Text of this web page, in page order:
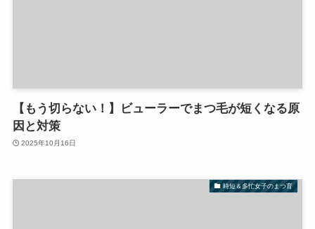
【もう切らない！】ビューラーでまつ毛が短くなる原
因と対策
2025年10月16日
時短＆多忙女子のまつ育